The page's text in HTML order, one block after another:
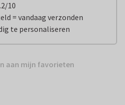
10
= vandaag verzonden
te personaliseren
aan mijn favorieten